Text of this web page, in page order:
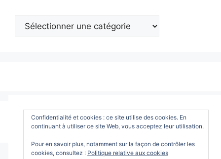
Confidentialité et cookies : ce site utilise des cookies. En
continuant à utiliser ce site Web, vous acceptez leur utilisation.
Pour en savoir plus, notamment sur la façon de contrôler les
cookies, consultez : Politique relative aux cookies
Catégories
© 2026 www.ToutWindows.com - Tout sur Windows
Construit avecGeneratePress